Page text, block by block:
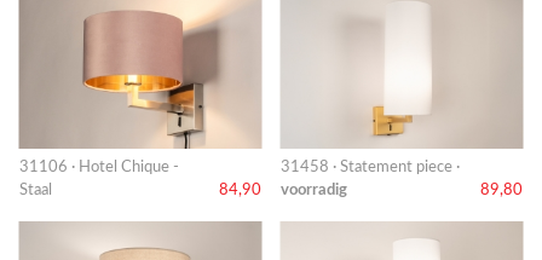
31106 · Hotel Chique -
Staal
84,90
31458 · Statement piece ·
voorradig
89,80